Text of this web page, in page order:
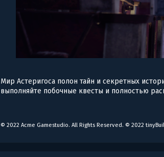
Мир Астеригоса полон тайн и секретных
выполняйте побочные квесты и полностью
© 2022 Acme Gamestudio. All Rights Reserved. © 2022